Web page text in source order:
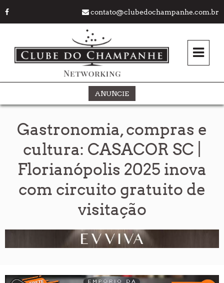
contato@clubedochampanhe.com.br
ANUNCIE
Gastronomia, compras e
cultura: CASACOR SC |
Florianópolis 2025 inova
com circuito gratuito de
visitação